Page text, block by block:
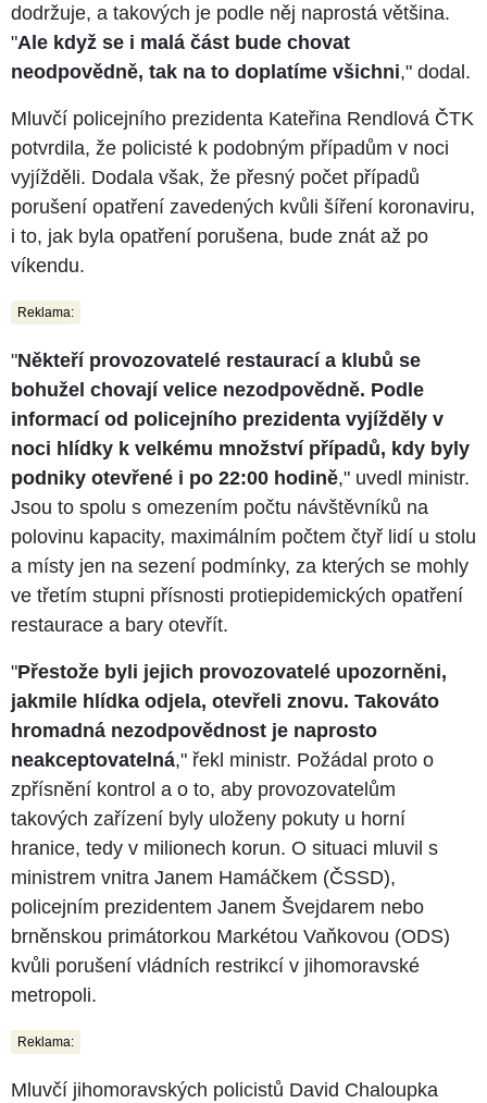
dodržuje, a takových je podle něj naprostá většina.
"Ale když se i malá část bude chovat
neodpovědně, tak na to doplatíme všichni," dodal.
Mluvčí policejního prezidenta Kateřina Rendlová ČTK
potvrdila, že policisté k podobným případům v noci
vyjížděli. Dodala však, že přesný počet případů
porušení opatření zavedených kvůli šíření koronaviru,
i to, jak byla opatření porušena, bude znát až po
víkendu.
Reklama:
"Někteří provozovatelé restaurací a klubů se
bohužel chovají velice nezodpovědně. Podle
informací od policejního prezidenta vyjížděly v
noci hlídky k velkému množství případů, kdy byly
podniky otevřené i po 22:00 hodině," uvedl ministr.
Jsou to spolu s omezením počtu návštěvníků na
polovinu kapacity, maximálním počtem čtyř lidí u stolu
a místy jen na sezení podmínky, za kterých se mohly
ve třetím stupni přísnosti protiepidemických opatření
restaurace a bary otevřít.
"Přestože byli jejich provozovatelé upozorněni,
jakmile hlídka odjela, otevřeli znovu. Takováto
hromadná nezodpovědnost je naprosto
neakceptovatelná," řekl ministr. Požádal proto o
zpřísnění kontrol a o to, aby provozovatelům
takových zařízení byly uloženy pokuty u horní
hranice, tedy v milionech korun. O situaci mluvil s
ministrem vnitra Janem Hamáčkem (ČSSD),
policejním prezidentem Janem Švejdarem nebo
brněnskou primátorkou Markétou Vaňkovou (ODS)
kvůli porušení vládních restrikcí v jihomoravské
metropoli.
Reklama:
Mluvčí jihomoravských policistů David Chaloupka